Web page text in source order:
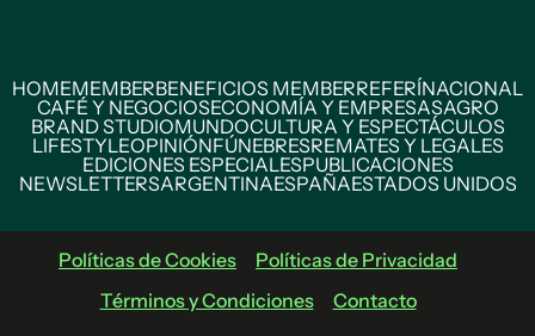
HOMEMEMBERBENEFICIOS MEMBERREFERÍNACIONAL
CAFÉ Y NEGOCIOSECONOMÍA Y EMPRESASAGRO
BRAND STUDIOMUNDOCULTURA Y ESPECTÁCULOS
LIFESTYLEOPINIÓNFÚNEBRESREMATES Y LEGALES
EDICIONES ESPECIALESPUBLICACIONES
NEWSLETTERSARGENTINAESPAÑAESTADOS UNIDOS
Políticas de Cookies
Políticas de Privacidad
Términos y Condiciones
Contacto